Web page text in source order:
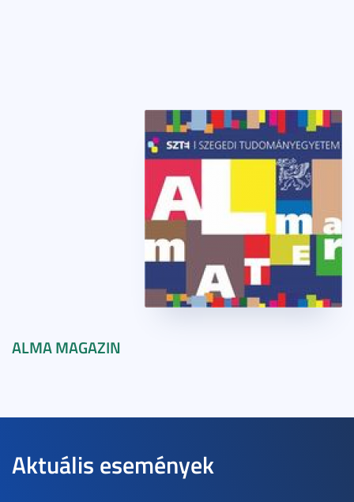
ALMA MAGAZIN
Aktuális események